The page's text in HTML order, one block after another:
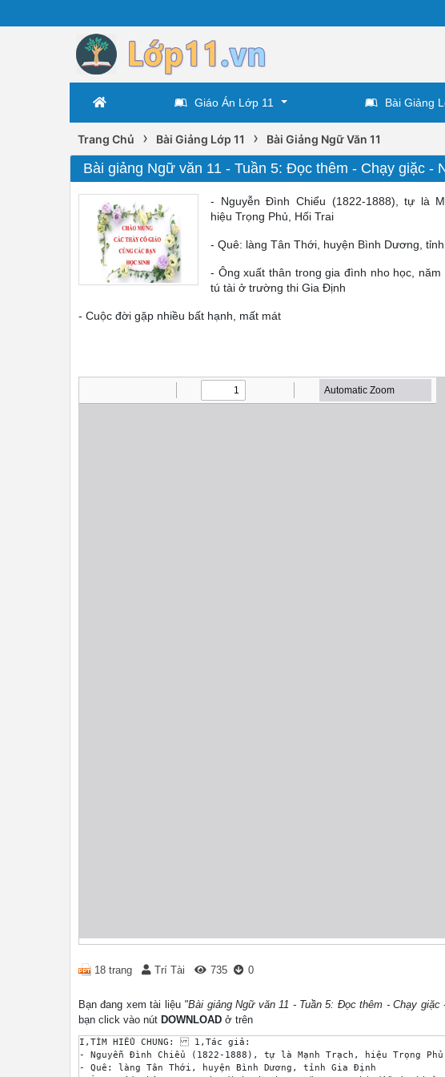
Giáo Án Lớp 11 Bài Giảng
Trang Chủ › Bài Giảng Lớp 11 › Bài Giảng Ngữ Văn 11
Bài giảng Ngữ văn 11 - Tuần 5: Đọc thêm - Chạy giặc -
- Nguyễn Đình Chiểu (1822-1888), tự là
hiệu Trọng Phủ, Hối Trai
- Quê: làng Tân Thới, huyện Bình Dương,
- Ông xuất thân trong gia đình nho học, năm
tú tài ở trường thi Gia Định
- Cuộc đời gặp nhiều bất hạnh, mất mát
18 trang Trí Tài 735 0
Bạn đang xem tài liệu "Bài giảng Ngữ văn 11 - Tuần 5: Đọc thêm - Chạy giặc
bạn click vào nút DOWNLOAD ở trên
I,TÌM HIỂU CHUNG:  1,Tác giả:
- Nguyễn Đình Chiểu (1822-1888), tự là Mạnh Trạch, hiệu Trọng
- Quê: làng Tân Thới, huyện Bình Dương, tỉnh Gia Định